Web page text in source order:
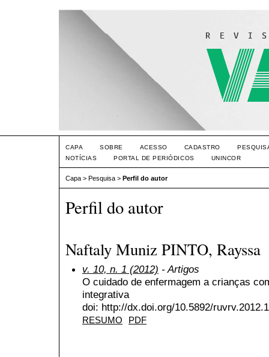
CAPA SOBRE ACESSO CADASTRO
NOTÍCIAS
PORTAL DE PERIÓDICOS UNINCOR
Capa > Pesquisa > Perfil do autor
Perfil do autor
Naftaly Muniz PINTO, Rayssa
v. 10, n. 1 (2012) - Artigos
O cuidado de enfermagem a crianças
integrativa
doi: http://dx.doi.org/10.5892/
RESUMO PDF